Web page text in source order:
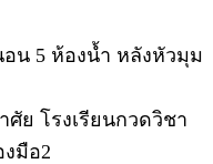
อน 5 ห้องน้ำ หลังหัวมุม
ย โรงเรียนกวดวิชา
มือ2